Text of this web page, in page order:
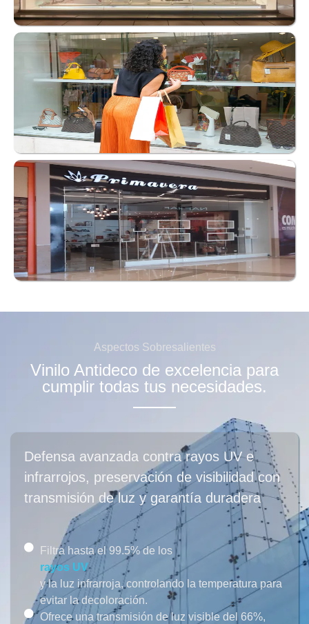
Aspectos Sobresalientes
Vinilo Antideco de excelencia para
cumplir todas tus necesidades.
Defensa avanzada contra rayos UV e
infrarrojos, preservación de visibilidad con
transmisión de luz y garantía duradera
Filtra hasta el 99.5% de los
rayos UV
y la luz infrarroja, controlando la temperatura para
evitar la decoloración.
Ofrece una transmisión de luz visible del 66%,